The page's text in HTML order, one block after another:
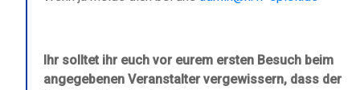
Ihr solltet ihr euch vor eurem ersten Besuch beim
angegebenen Veranstalter vergewissern, dass der